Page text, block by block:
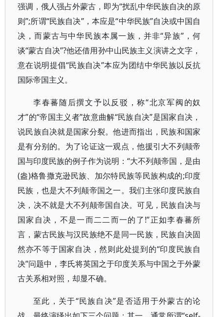
强调，俄人强占外蒙古，即为“扰乱中华民族自决的原
则”;所谓“民族自决”，本应是“中华民族”自决或中国自
决，而蒙古与中华民族本属一族，并非“异族”，何
谈“蒙古自决”?他还借用孙中山民族主义演讲之文字，
意在说明提倡“民族自决”本应为团结中华民族以反抗
国际帝国主义。
李春蕃随后撰文予以反驳，称“北京军阀的奴
才”的“帝国主义者”故意曲解“民族自决”是国家自决，
说民族自决就是国家分裂。他进而指出，民族和国家
是有分别的。为了论证这一观点，他援引大不列颠帝
国与印度民族的例子作为说明：“大不列颠帝国，是由
(盎)格鲁撒克逊民族、加尔特民族等民族构成的;印度
民族，也是大不列颠帝国之一。我们主张印度民族自
决，决不就是大不列颠帝国自决。可见，民族自决与
国家自决，不是一而二二而一的了!”正如李春蕃所
言，蒙古民族与汉民族绝不是同一民族，民族自决固
然亦不等于国家自决，然则此处提到的“印度民族自
决”问题中，李氏将英国之于印度关系与中国之于外蒙
古关系相对照，却显不确。
至此，关于“民族自决”是否适用于外蒙古的论